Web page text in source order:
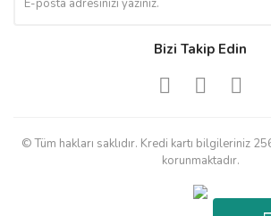
Bizi Takip Edin
© Tüm hakları saklıdır. Kredi kartı bilgileriniz
korunmaktadır.